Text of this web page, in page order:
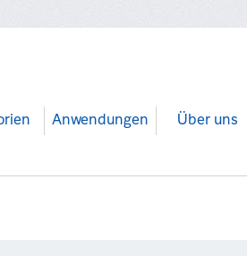
Anwendungen Über uns